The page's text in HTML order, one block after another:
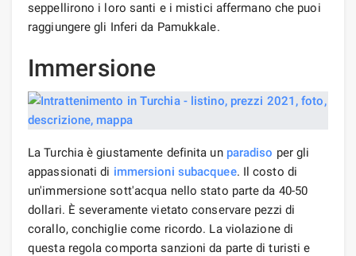
seppellirono i loro santi e i mistici affermano che puoi
raggiungere gli Inferi da Pamukkale.
Immersione
La Turchia è giustamente definita un paradiso per gli
appassionati di immersioni subacquee. Il costo di
un'immersione sott'acqua nello stato parte da 40-50
dollari. È severamente vietato conservare pezzi di
corallo, conchiglie come ricordo. La violazione di
questa regola comporta sanzioni da parte di turisti e